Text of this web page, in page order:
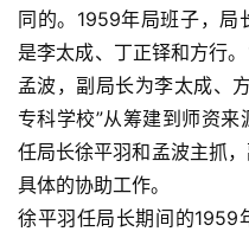
同的。1959年局班子，局
是李太成、丁正铎和方行
孟波，副局长为李太成、
专科学校”从筹建到师资
任局长徐平羽和孟波主抓
具体的协助工作。
徐平羽任局长期间的1959